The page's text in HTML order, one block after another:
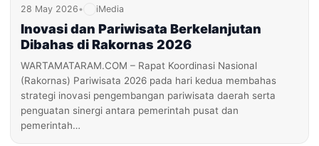
28 May 2026• iMedia
Inovasi dan Pariwisata Berkelanjutan
Dibahas di Rakornas 2026
WARTAMATARAM.COM – Rapat Koordinasi Nasional
(Rakornas) Pariwisata 2026 pada hari kedua membahas
strategi inovasi pengembangan pariwisata daerah serta
penguatan sinergi antara pemerintah pusat dan
pemerintah…